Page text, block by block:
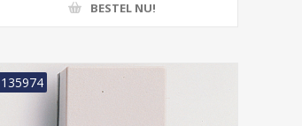
BESTEL NU!
135974